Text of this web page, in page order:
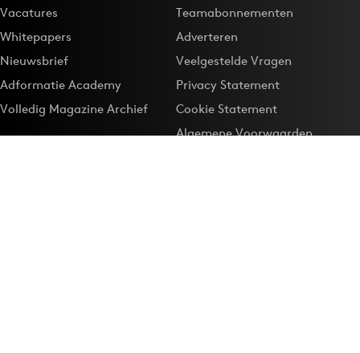
Vacatures
Whitepapers
Nieuwsbrief
Adformatie Academy
Volledig Magazine Archief
Teamabonnementen
Adverteren
Veelgestelde Vragen
Privacy Statement
Cookie Statement
Algemene Voorwaarden